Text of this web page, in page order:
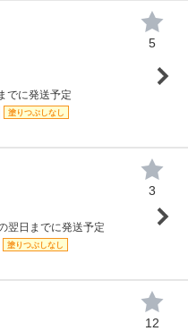
でに発送予定
塗りつぶしなし
5
翌日までに発送予定
塗りつぶしなし
3
12